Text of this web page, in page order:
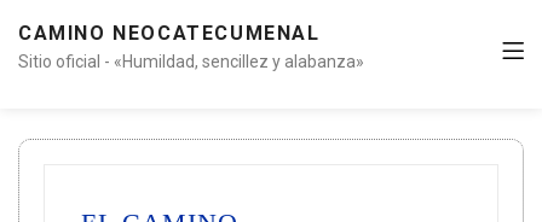
CAMINO NEOCATECUMENAL
Sitio oficial - «Humildad, sencillez y alabanza»